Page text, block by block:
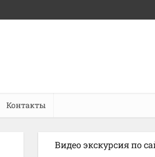
Контакты
Видео экскурсия по